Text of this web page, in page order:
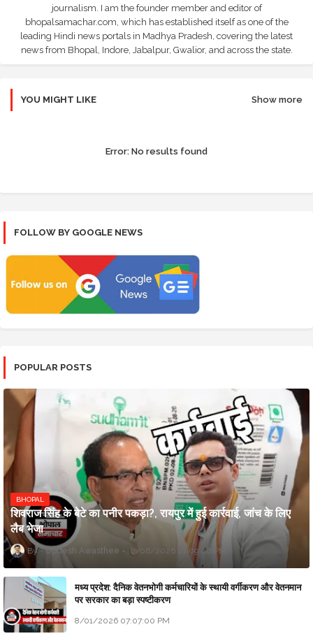
journalism. I am the founder member and editor of
bhopalsamachar.com, which has established itself as one of the
leading Hindi news portals in Madhya Pradesh, covering the latest
news from Bhopal, Indore, Jabalpur, Gwalior, and across the state.
YOU MIGHT LIKE Show more
Error: No results found
FOLLOW BY GOOGLE NEWS
POPULAR POSTS
BHOPAL
शिवराज सिंह के बेटे का पनीर पकड़ा?, रायपुर में हुई कार्रवाई, जांच के लिए
लैब भेजा
Updesh Awasthee 8/06/2026 10:09:00 PM
मध्य प्रदेश: दैनिक वेतनभोगी कर्मचारियों के स्थायी वर्गीकरण और वेतनमान
पर सरकार का बड़ा स्पष्टीकरण
8/01/2026 07:07:00 PM